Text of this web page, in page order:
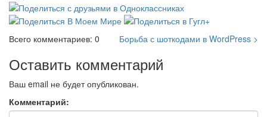
Борьба с шоткодами в WordPress >
Всего комментариев: 0
Оставить комментарий
Ваш email не будет опубликован.
Комментарий: